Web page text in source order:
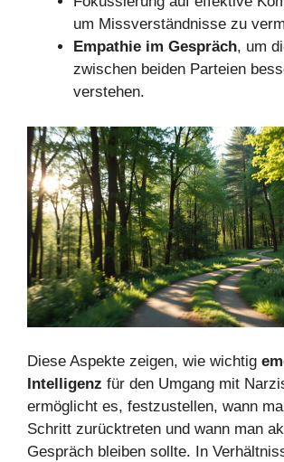
um Missverständnisse zu
Empathie im Gespräch, um
zwischen beiden Parteien
verstehen.
Diese Aspekte zeigen, wie wichtig
Intelligenz für den Umgang mit
ermöglicht es, festzustellen, wann
Schritt zurücktreten und wann man
Gespräch bleiben sollte. In